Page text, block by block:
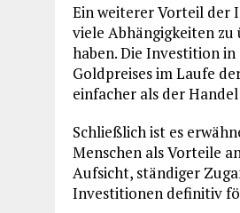
Ein weiterer Vorteil der
viele Abhängigkeiten
haben. Die Investition
Goldpreises im Laufe
einfacher als der
Schließlich ist es
Menschen als Vorteile
Aufsicht, ständiger
Investitionen definitiv